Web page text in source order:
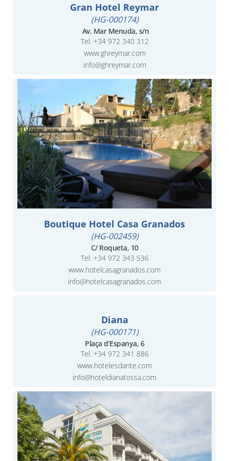
Gran Hotel Reymar
(HG-000174)
Av. Mar Menuda, s/n
Tel. +34 972 340 312
www.ghreymar.com
info@ghreymar.com
Boutique Hotel Casa Granados
(HG-002459)
C/ Roqueta, 10
Tel. +34 972 343 536
www.hotelcasagranados.com
info@hotelcasagranados.com
Diana
(HG-000171)
Plaça d’Espanya, 6
Tel. +34 972 341 886
www.hotelesdante.com
info@hoteldianatossa.com